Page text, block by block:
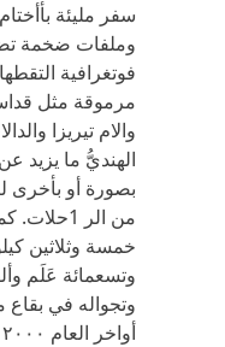
سفر مليئة
وملفات ضخمة
فوتغرافية
مرموقة مثل
‬والام تيريزا
بصورة أو بأخرى
من الر
‬خمسة وثلاثين
وتسعمائة عَلَم
وتجواله في‏